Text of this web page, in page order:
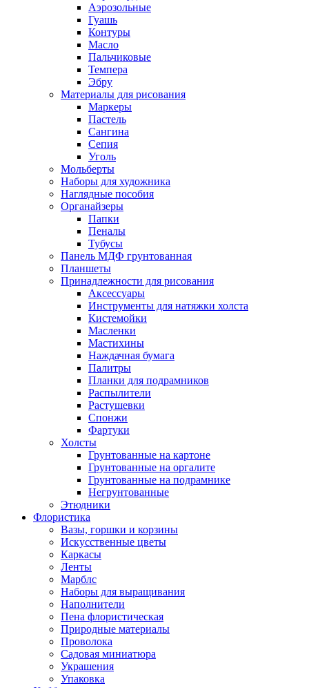
Аэрозольные
Гуашь
Контуры
Масло
Пальчиковые
Темпера
Эбру
Материалы для рисования
Маркеры
Пастель
Сангина
Сепия
Уголь
Мольберты
Наборы для художника
Наглядные пособия
Органайзеры
Папки
Пеналы
Тубусы
Панель МДФ грунтованная
Планшеты
Принадлежности для рисования
Аксессуары
Инструменты для натяжки холста
Кистемойки
Масленки
Мастихины
Наждачная бумага
Палитры
Планки для подрамников
Распылители
Растушевки
Спонжи
Фартуки
Холсты
Грунтованные на картоне
Грунтованные на оргалите
Грунтованные на подрамнике
Негрунтованные
Этюдники
Флористика
Вазы, горшки и корзины
Искусственные цветы
Каркасы
Ленты
Марблс
Наборы для выращивания
Наполнители
Пена флористическая
Природные материалы
Проволока
Садовая миниатюра
Украшения
Упаковка